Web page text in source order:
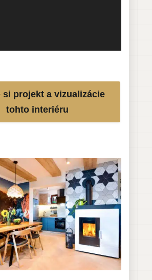
si projekt a vizualizácie
tohto interiéru